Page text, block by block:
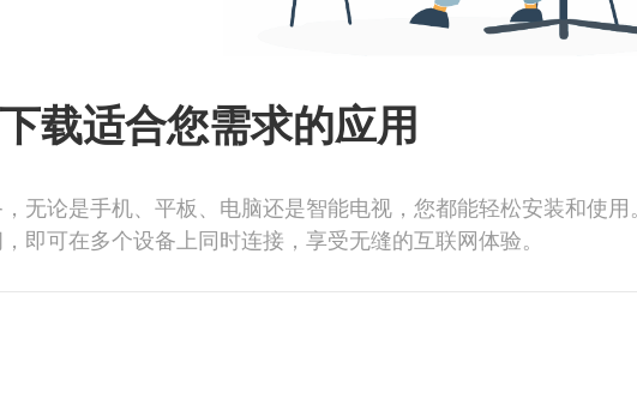
下载适合您需求的应用
无论是手机、平板、电脑还是智能电视，您都能轻松安装和使用。
即可在多个设备上同时连接，享受无缝的互联网体验。